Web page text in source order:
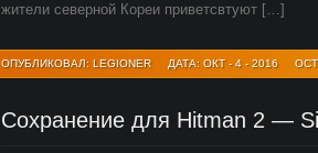
жители северной Кореи приветсвтуют […]
ОПУБЛИКОВАЛ: LEGIONER ДАТА: ОКТ - 4 - 2016
Сохранение для Hitman 2 —